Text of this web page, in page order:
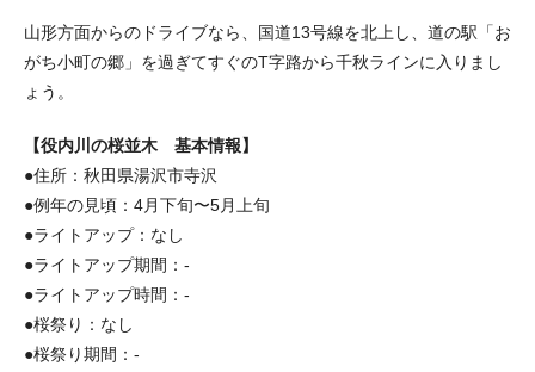
山形方面からのドライブなら、国道13号線を北上し、道の駅「お
がち小町の郷」を過ぎてすぐのT字路から千秋ラインに入りまし
ょう。
【役内川の桜並木 基本情報】
●住所：秋田県湯沢市寺沢
●例年の見頃：4月下旬〜5月上旬
●ライトアップ：なし
●ライトアップ期間：-
●ライトアップ時間：-
●桜祭り：なし
●桜祭り期間：-